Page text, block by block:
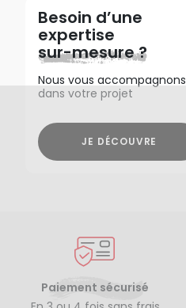
Besoin d’une
expertise
sur-mesure ?
Nous vous accompagnons
dans votre projet
JE DÉCOUVRE
Paiement sécurisé